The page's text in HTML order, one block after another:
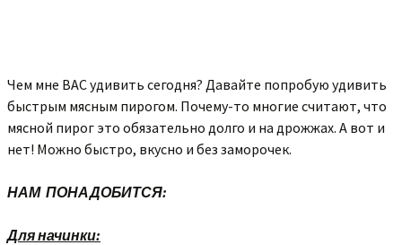
Чем мне ВАС удивить сегодня? Давайте попробую удивить
быстрым мясным пирогом. Почему-то многие считают, что
мясной пирог это обязательно долго и на дрожжах. А вот и
нет! Можно быстро, вкусно и без заморочек.
НАМ ПОНАДОБИТСЯ:
Для начинки: